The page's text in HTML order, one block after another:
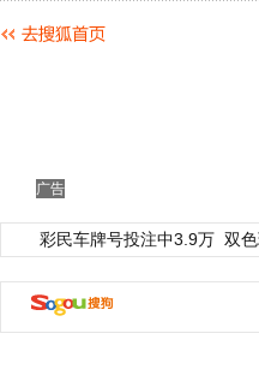
广告
彩民车牌号投注中3.9万 双